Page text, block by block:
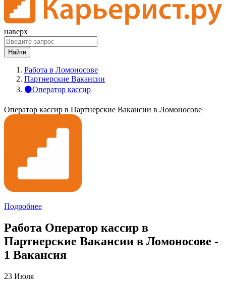
наверх
Найти
Работа в Ломоносове
Партнерские Вакансии
⚫Оператор кассир
Оператор кассир в Партнерские Вакансии в Ломоносове
Подробнее
Работа Оператор кассир в
Партнерские Вакансии в Ломоносове -
1 Вакансия
23 Июля